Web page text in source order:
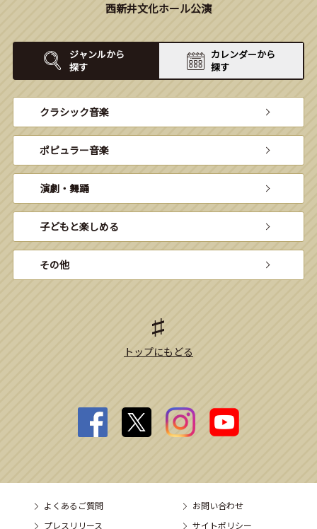
西新井文化ホール公演
ジャンルから
探す
カレンダーから
探す
クラシック音楽
ポピュラー音楽
演劇・舞踊
子どもと楽しめる
その他
トップにもどる
よくあるご質問
お問い合わせ
プレスリリース
サイトポリシー